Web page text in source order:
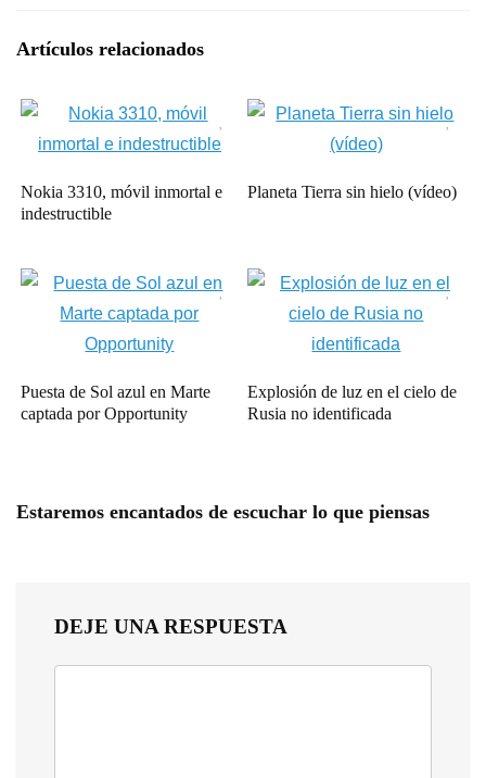
Artículos relacionados
Nokia 3310, móvil inmortal e
indestructible
Planeta Tierra sin hielo (vídeo)
Puesta de Sol azul en Marte
captada por Opportunity
Explosión de luz en el cielo de
Rusia no identificada
Estaremos encantados de escuchar lo que piensas
DEJE UNA RESPUESTA